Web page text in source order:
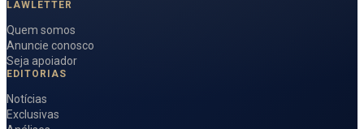
LAWLETTER
Quem somos
Anuncie conosco
Seja apoiador
EDITORIAS
Notícias
Exclusivas